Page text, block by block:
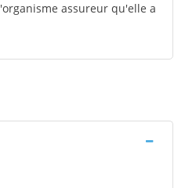
assureur qu'elle a